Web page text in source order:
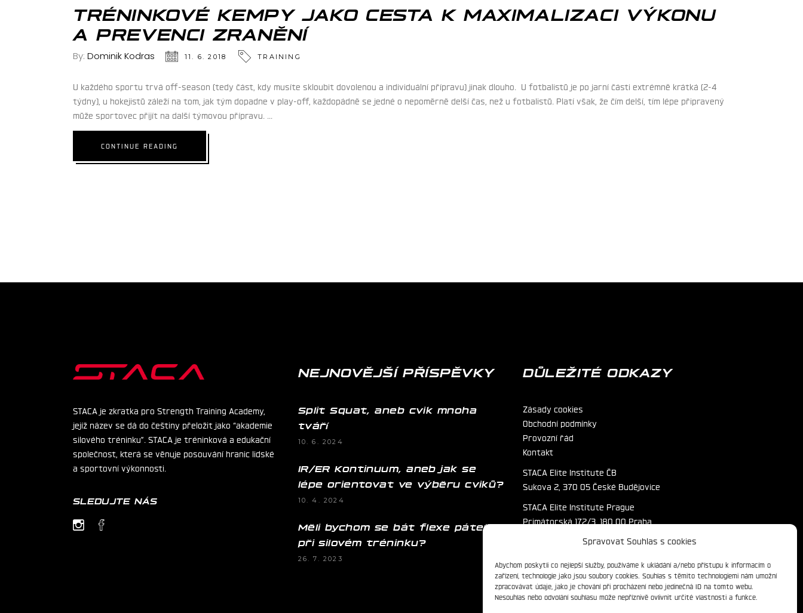
Spravovat Souhlas s cookies
Abychom poskytli co nejlepší služby, používáme k ukládání a/nebo přístupu k informacím o
zařízení, technologie jako jsou soubory cookies. Souhlas s těmito technologiemi nám umožní
zpracovávat údaje, jako je chování při procházení nebo jedinečná ID na tomto webu.
Nesouhlas nebo odvolání souhlasu může nepříznivě ovlivnit určité vlastnosti a funkce.
TRÉNINKOVÉ KEMPY JAKO CESTA K MAXIMALIZACI VÝKONU
A PREVENCI ZRANĚNÍ
By: Dominik Kodras 11. 6. 2018 TRAINING
U každého sportu trvá off-season (tedy část, kdy musíte skloubit dovolenou a individuální přípravu) jinak dlouho.
U fotbalistů je po jarní části extrémně krátká (2-4
týdny), u hokejistů záleží na tom, jak tým dopadne v play-off, každopádně se jedné o nepoměrně delší čas, než u fotbalistů. Platí však, že čím delší, tím lépe připravený
může sportovec přijít na další týmovou přípravu.
CONTINUE READING
STACA je zkratka pro Strength Training Academy,
jejíž název se dá do češtiny přeložit jako “akademie
silového tréninku”. STACA je tréninková a edukační
společnost, která se věnuje posouvání hranic lidské
a sportovní výkonnosti.
SLEDUJTE NÁS
NEJNOVĚJŠÍ PŘÍSPĚVKY
Split Squat, aneb cvik mnoha
tváří
10. 6. 2024
IR/ER Kontinuum, aneb jak se
lépe orientovat ve výběru cviků?
10. 4. 2024
Měli bychom se bát flexe páteře
při silovém tréninku?
26. 7. 2023
DŮLEŽITÉ ODKAZY
Zásady cookies
Obchodní podmínky
Provozní řád
Kontakt
STACA Elite Institute ČB
Sukova 2, 370 05 České Budějovice
STACA Elite Institute Prague
Primátorská 172/3, 180 00 Praha